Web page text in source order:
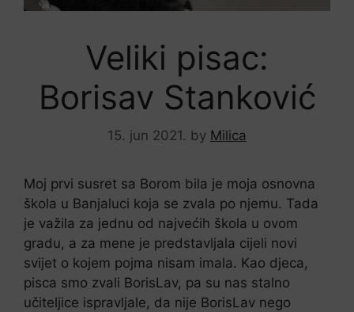
Veliki pisac:
Borisav Stanković
15. jun 2021. by Milica
Moj prvi susret sa Borom bila je moja osnovna
škola u Banjaluci koja se zvala po njemu. Tada
je važila za jednu od najvećih škola u ovom
gradu, a za mene je predstavljala cijeli novi
svijet o kojem pojma nisam imala. Kao djeca,
pisca smo zvali BorisLav, pa su nas stalno
učiteljice ispravljale, da nije BorisLav nego